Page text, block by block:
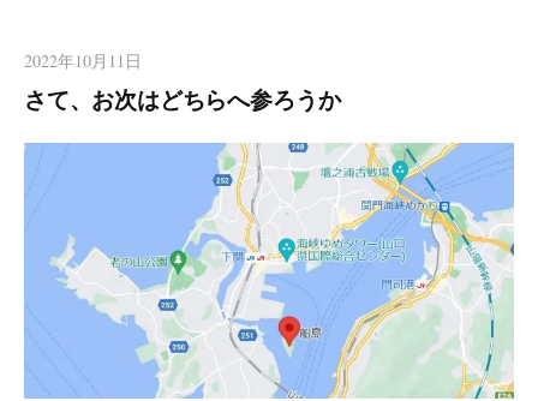
2022年10月11日
さて、お次はどちらへ参ろうか